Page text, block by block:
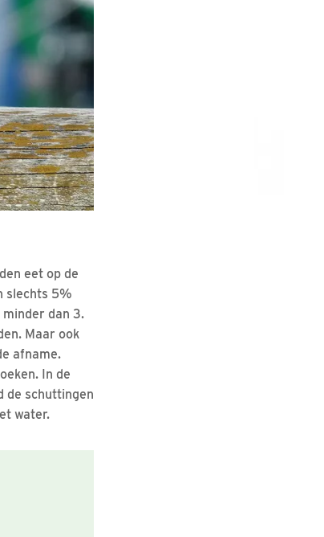
eet op de
slechts 5%
dan 3.
Maar ook
afname.
In de
de schuttingen
water.